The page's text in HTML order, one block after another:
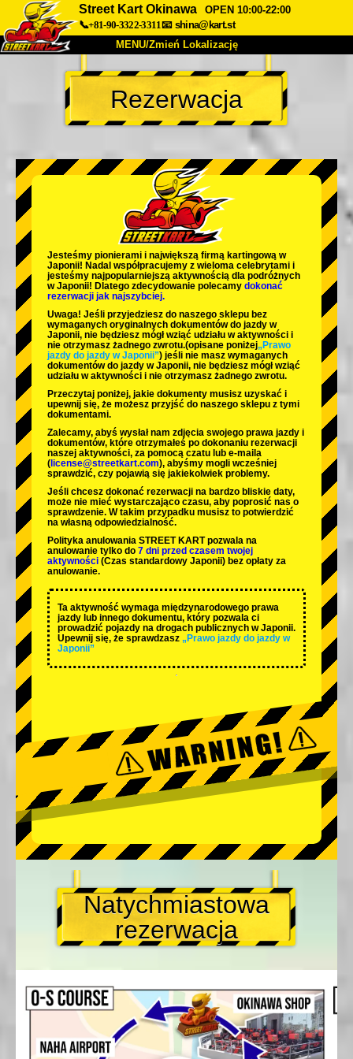
Street Kart Okinawa
OPEN 10:00-22:00
📞+81-90-3322-3311📧 shina@kart.st
MENU/Zmień Lokalizację
TOP
O nas Specyfikacja Cena
Firma Rezerwacja
Zmień Lokalizację
Tokyo Shinagawa Tokyo Akihabara#1
Tokyo Akihabara#2
Tokyo Shibuya Annex Tokyo Bay
Tokyo Asakusa Osaka
Okinawa
Rezerwacja
Jesteśmy pionierami i największą firmą kartingową w
Japonii! Nadal współpracujemy z wieloma celebrytami i
jesteśmy najpopularniejszą aktywnością dla podróżnych
w Japonii! Dlatego zdecydowanie polecamy dokonać
rezerwacji jak najszybciej.
Uwaga! Jeśli przyjedziesz do naszego sklepu bez
wymaganych oryginalnych dokumentów do jazdy w
Japonii, nie będziesz mógł wziąć udziału w aktywności i
nie otrzymasz żadnego zwrotu.(opisane poniżej„Prawo
jazdy do jazdy w Japonii”) jeśli nie masz wymaganych
dokumentów do jazdy w Japonii, nie będziesz mógł wziąć
udziału w aktywności i nie otrzymasz żadnego zwrotu.
Przeczytaj poniżej, jakie dokumenty musisz uzyskać i
upewnij się, że możesz przyjść do naszego sklepu z tymi
dokumentami.
Zalecamy, abyś wysłał nam zdjęcia swojego prawa jazdy i
dokumentów, które otrzymałeś po dokonaniu rezerwacji
naszej aktywności, za pomocą czatu lub e-maila
( license@streetkart.com), abyśmy mogli wcześniej
sprawdzić, czy pojawią się jakiekolwiek problemy.
Jeśli chcesz dokonać rezerwacji na bardzo bliskie daty,
może nie mieć wystarczająco czasu, aby poprosić nas o
sprawdzenie. W takim przypadku musisz to potwierdzić
na własną odpowiedzialność.
Polityka anulowania STREET KART pozwala na
anulowanie tylko do 7 dni przed czasem twojej
aktywności (Czas standardowy Japonii) bez opłaty za
anulowanie.
Ta aktywność wymaga międzynarodowego prawa
jazdy lub innego dokumentu, który pozwala ci
prowadzić pojazdy na drogach publicznych w Japonii.
Upewnij się, że sprawdzasz „Prawo jazdy do jazdy w
Japonii”
Natychmiastowa
rezerwacja